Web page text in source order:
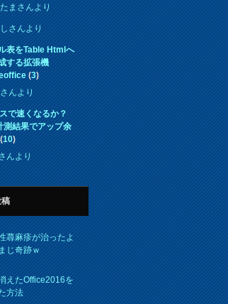
まさんより
さんより
表をTable Htmlへ
する拡張機
(3)
んより
で速くなるか？
測結果でアップ余
10)
んより
蕁麻疹が治ったよ
じ奇跡ｗ
えたOffice2016を
方法